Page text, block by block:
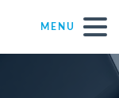
MENU